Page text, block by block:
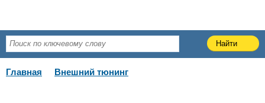
Главная Внешний тюнинг